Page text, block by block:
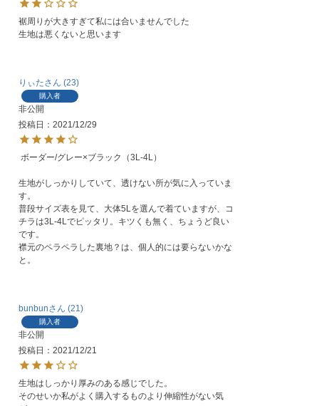
裾周りが大きすぎて私には合いませんでした
生地は悪くないと思います
りぃた 23
購入者
非公開
投稿日
2021/12/29
生地がしっかりしていて、透けない所が気に入っていま
す。
普段サイズ表を見て、大体5Lを選んで着ていますが、コ
チラは3L-4Lでピッタリ。キツくも無く、ちょうど良い
です。
襟元のペラペラした裏地？は、個人的には要らないかな
bunbun 21
購入者
非公開
投稿日
2021/12/21
生地はしっかり厚みのある感じでした。
そのせいか私がよく購入するものより伸縮性がない気